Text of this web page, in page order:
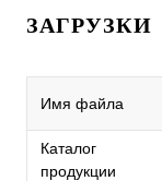
ЗАГРУЗКИ
Имя файла
Каталог
продукции